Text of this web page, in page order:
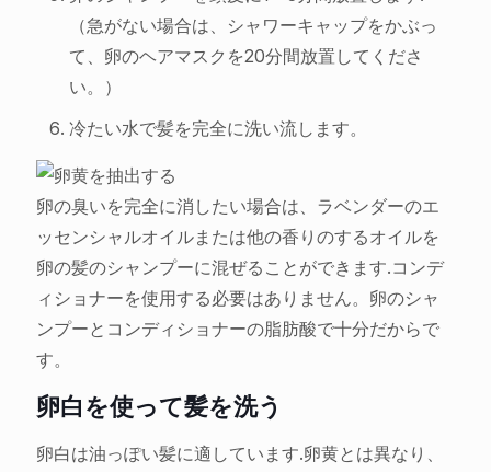
（急がない場合は、シャワーキャップをかぶっ
て、卵のヘアマスクを20分間放置してくださ
い。）
冷たい水で髪を完全に洗い流します。
卵の臭いを完全に消したい場合は、ラベンダーのエ
ッセンシャルオイルまたは他の香りのするオイルを
卵の髪のシャンプーに混ぜることができます.コンデ
ィショナーを使用する必要はありません。卵のシャ
ンプーとコンディショナーの脂肪酸で十分だからで
す。
卵白を使って髪を洗う
卵白は油っぽい髪に適しています.卵黄とは異なり、